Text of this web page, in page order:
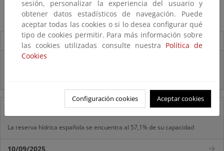
Descargas
Destacados
La reserva hídrica española se encuentra al 57,1% de su capacidad
10/09/2025
sesión, personalizar la experiencia del usuario y
obtener datos estadísticos de navegación. Puede
aceptar todas las cookies o si lo desea configurar qué
tipo de cookies permitir. Para más información sobre
las cookies utilizadas consulte nuestra Política de
Cookies
Configuración cookies Aceptar cookies